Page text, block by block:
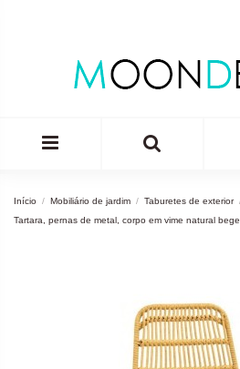
Início Mobiliário de jardim Taburetes de exterior
Tartara, pernas de metal, corpo em vime natural bege